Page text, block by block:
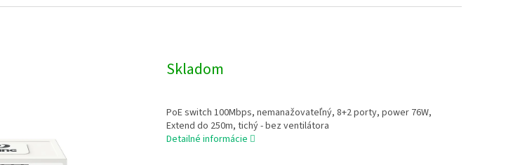
Skladom
PoE switch 100Mbps, nemanažovateľný, 8+2 porty, power 76W,
Extend do 250m, tichý - bez ventilátora
Detailné informácie